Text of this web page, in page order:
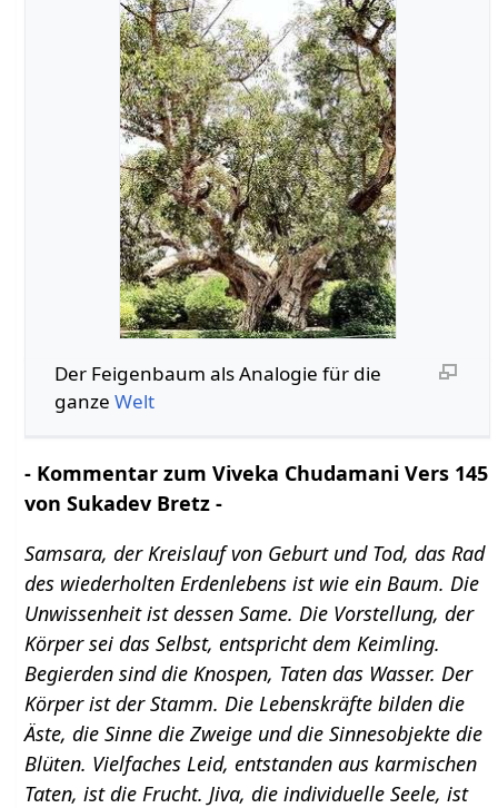
Der Feigenbaum als Analogie für die
ganze Welt
- Kommentar zum Viveka Chudamani Vers 145
von Sukadev Bretz -
Samsara, der Kreislauf von Geburt und Tod, das Rad
des wiederholten Erdenlebens ist wie ein Baum. Die
Unwissenheit ist dessen Same. Die Vorstellung, der
Körper sei das Selbst, entspricht dem Keimling.
Begierden sind die Knospen, Taten das Wasser. Der
Körper ist der Stamm. Die Lebenskräfte bilden die
Äste, die Sinne die Zweige und die Sinnesobjekte die
Blüten. Vielfaches Leid, entstanden aus karmischen
Taten, ist die Frucht. Jiva, die individuelle Seele, ist